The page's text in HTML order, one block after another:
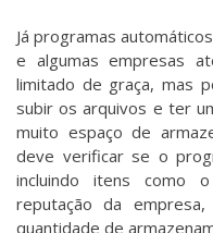
Já programas
e algumas empresas
limitado de graça, mas
subir os arquivos e ter
muito espaço de
deve verificar se o
incluindo itens como
reputação da
quantidade de